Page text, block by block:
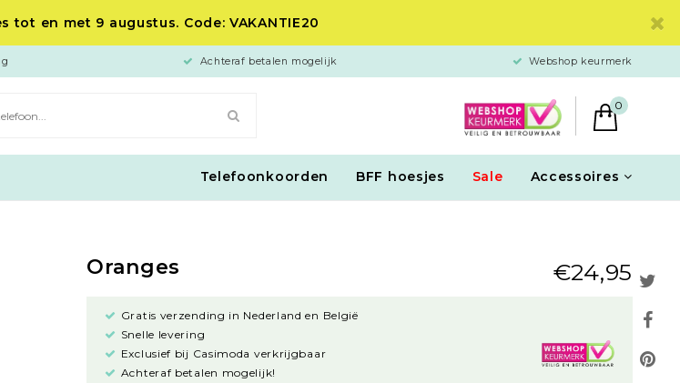
tot en met 9 augustus. Code: VAKANTIE20
Achteraf betalen mogelijk Webshop keurmerk
0
Telefoonkoorden BFF hoesjes Sale Accessoires
Oranges €24,95
Gratis verzending in Nederland en België
Snelle levering
Exclusief bij Casimoda verkrijgbaar
Achteraf betalen mogelijk!